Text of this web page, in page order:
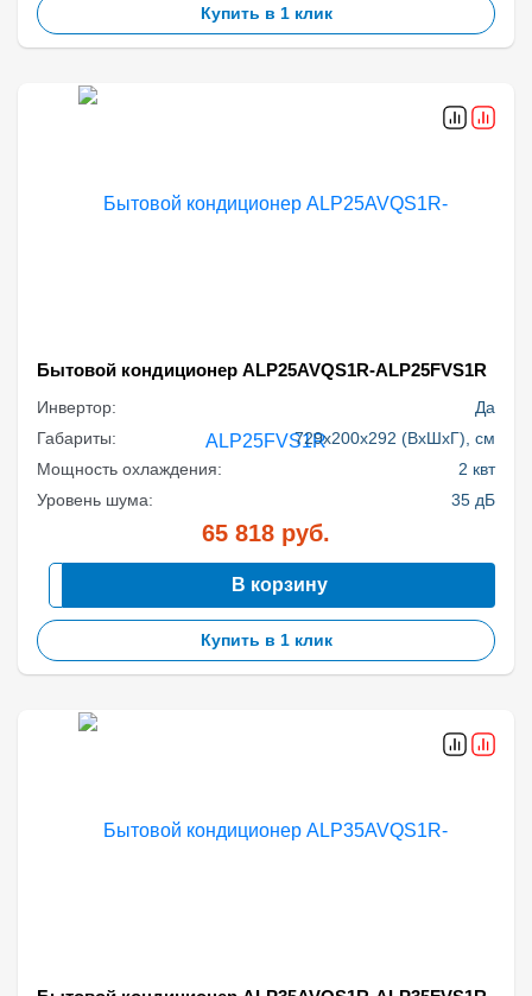
Купить в 1 клик
Бытовой кондиционер ALP25AVQS1R-ALP25FVS1R
Инвертор:
Да
Габариты:
729x200x292 (ВхШхГ), см
Мощность охлаждения:
2 квт
Уровень шума:
35 дБ
65 818 руб.
В корзину
Купить в 1 клик